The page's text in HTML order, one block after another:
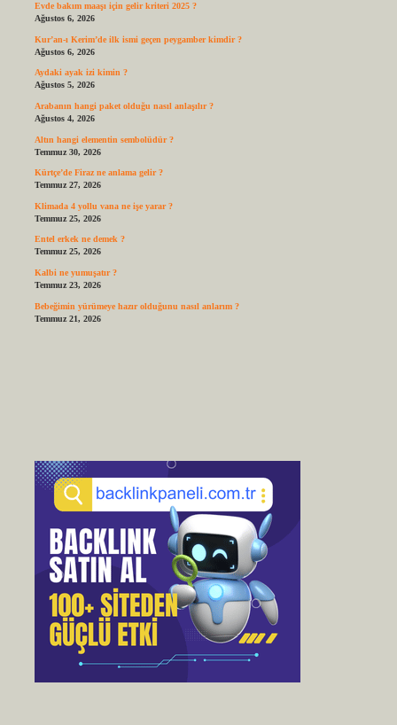
Evde bakım maaşı için gelir kriteri 2025 ?
Ağustos 6, 2026
Kur’an-ı Kerim’de ilk ismi geçen peygamber kimdir ?
Ağustos 6, 2026
Aydaki ayak izi kimin ?
Ağustos 5, 2026
Arabanın hangi paket olduğu nasıl anlaşılır ?
Ağustos 4, 2026
Altın hangi elementin sembolüdür ?
Temmuz 30, 2026
Kürtçe’de Firaz ne anlama gelir ?
Temmuz 27, 2026
Klimada 4 yollu vana ne işe yarar ?
Temmuz 25, 2026
Entel erkek ne demek ?
Temmuz 25, 2026
Kalbi ne yumuşatır ?
Temmuz 23, 2026
Bebeğimin yürümeye hazır olduğunu nasıl anlarım ?
Temmuz 21, 2026